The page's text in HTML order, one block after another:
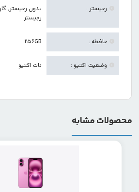
رجیستر : بدون رجیستر,
رجیستر
حافظه : 256GB
وضعیت اکتیو : نات اکتیو
محصولات مشابه